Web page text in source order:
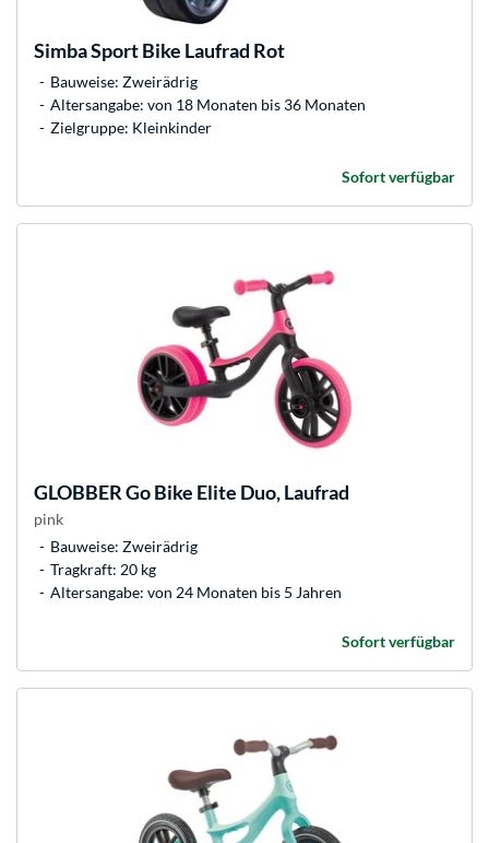
SimbaSport Bike Laufrad Rot
Bauweise: Zweirädrig
Altersangabe: von 18 Monaten bis 36 Monaten
Zielgruppe: Kleinkinder
Sofort verfügbar
GLOBBERGo Bike Elite Duo, Laufrad
pink
Bauweise: Zweirädrig
Tragkraft: 20 kg
Altersangabe: von 24 Monaten bis 5 Jahren
Sofort verfügbar